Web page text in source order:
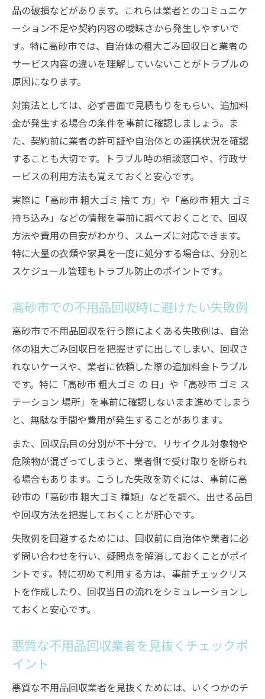
品の破損などがあります。これらは業者とのコミュニケ
ーション不足や契約内容の曖昧さから発生しやすいで
す。特に高砂市では、自治体の粗大ごみ回収日と業者の
サービス内容の違いを理解していないことがトラブルの
原因になります。
対策法としては、必ず書面で見積もりをもらい、追加料
金が発生する場合の条件を事前に確認しましょう。ま
た、契約前に業者の許可証や自治体との連携状況を確認
することも大切です。トラブル時の相談窓口や、行政サ
ービスの利用方法も覚えておくと安心です。
実際に「高砂市 粗大ゴミ 捨て 方」や「高砂市 粗大 ゴミ
持ち込み」などの情報を事前に調べておくことで、回収
方法や費用の目安がわかり、スムーズに対応できます。
特に大量の衣類や家具を一度に処分する場合は、分別と
スケジュール管理もトラブル防止のポイントです。
高砂市での不用品回収時に避けたい失敗例
高砂市で不用品回収を行う際によくある失敗例は、自治
体の粗大ごみ回収日を把握せずに出してしまい、回収さ
れないケースや、業者に依頼した際の追加料金トラブル
です。特に「高砂市 粗大ゴミ の 日」や「高砂市 ゴミ ス
テーション 場所」を事前に確認しないまま進めてしまう
と、無駄な手間や費用が発生することがあります。
また、回収品目の分別が不十分で、リサイクル対象物や
危険物が混ざってしまうと、業者側で受け取りを断られ
る場合もあります。こうした失敗を防ぐには、事前に高
砂市の「高砂市 粗大ゴミ 種類」などを調べ、出せる品目
や回収方法を把握しておくことが肝心です。
失敗例を回避するためには、回収前に自治体や業者に必
ず問い合わせを行い、疑問点を解消しておくことがポイ
ントです。特に初めて利用する方は、事前チェックリス
トを作成したり、回収当日の流れをシミュレーションし
ておくと安心です。
悪質な不用品回収業者を見抜くチェックポ
イント
悪質な不用品回収業者を見抜くためには、いくつかのチ